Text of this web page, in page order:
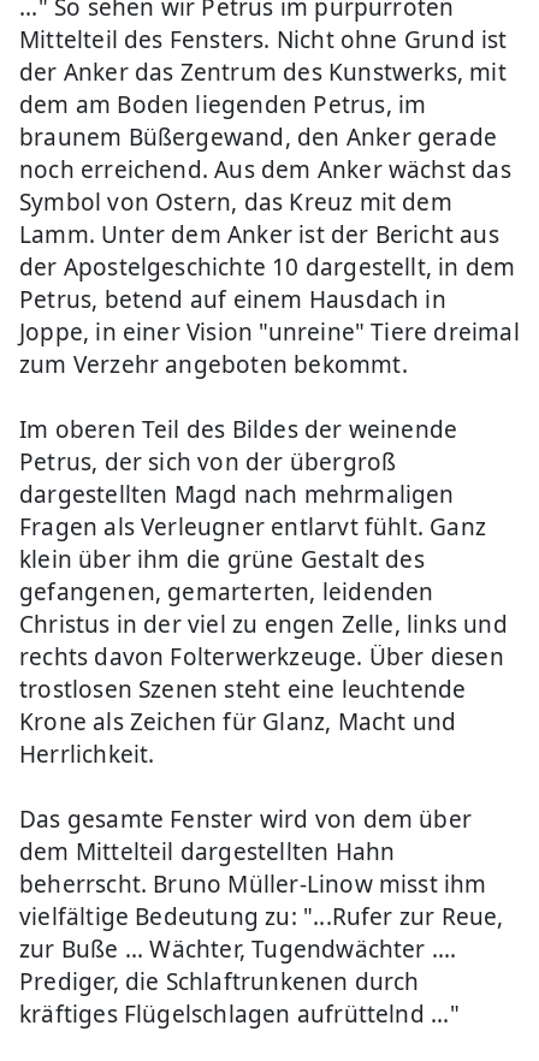
..." So sehen wir Petrus im purpurroten
Mittelteil des Fensters. Nicht ohne Grund ist
der Anker das Zentrum des Kunstwerks, mit
dem am Boden liegenden Petrus, im
braunem Büßergewand, den Anker gerade
noch erreichend. Aus dem Anker wächst das
Symbol von Ostern, das Kreuz mit dem
Lamm. Unter dem Anker ist der Bericht aus
der Apostelgeschichte 10 dargestellt, in dem
Petrus, betend auf einem Hausdach in
Joppe, in einer Vision "unreine" Tiere dreimal
zum Verzehr angeboten bekommt.
Im oberen Teil des Bildes der weinende
Petrus, der sich von der übergroß
dargestellten Magd nach mehrmaligen
Fragen als Verleugner entlarvt fühlt. Ganz
klein über ihm die grüne Gestalt des
gefangenen, gemarterten, leidenden
Christus in der viel zu engen Zelle, links und
rechts davon Folterwerkzeuge. Über diesen
trostlosen Szenen steht eine leuchtende
Krone als Zeichen für Glanz, Macht und
Herrlichkeit.
Das gesamte Fenster wird von dem über
dem Mittelteil dargestellten Hahn
beherrscht. Bruno Müller-Linow misst ihm
vielfältige Bedeutung zu: "...Rufer zur Reue,
zur Buße ... Wächter, Tugendwächter ....
Prediger, die Schlaftrunkenen durch
kräftiges Flügelschlagen aufrüttelnd ..."